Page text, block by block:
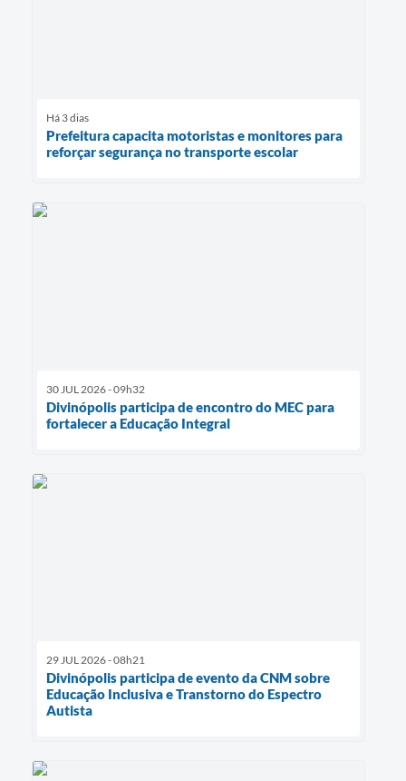
Há 3 dias
Prefeitura capacita motoristas e monitores para
reforçar segurança no transporte escolar
30 JUL 2026 - 09h32
Divinópolis participa de encontro do MEC para
fortalecer a Educação Integral
29 JUL 2026 - 08h21
Divinópolis participa de evento da CNM sobre
Educação Inclusiva e Transtorno do Espectro
Autista